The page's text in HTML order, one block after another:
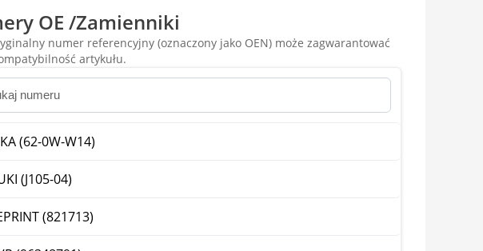
OE /Zamienniki
numer referencyjny (oznaczony jako OEN) może zagwarantować
artykułu.
(62-0W-W14)
(J105-04)
(821713)